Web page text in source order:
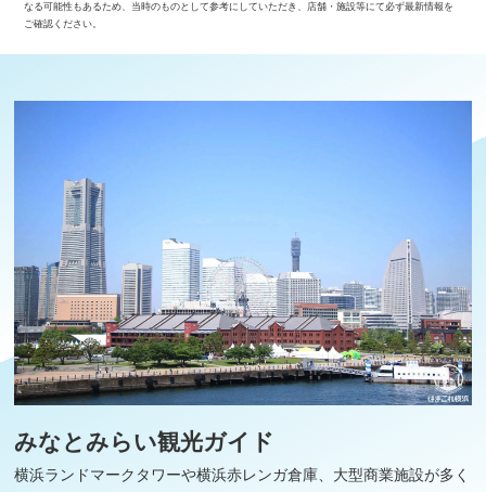
なる可能性もあるため、当時のものとして参考にしていただき、店舗・施設等にて必ず最新情報を
ご確認ください。
みなとみらい観光ガイド
横浜ランドマークタワーや横浜赤レンガ倉庫、大型商業施設が多く